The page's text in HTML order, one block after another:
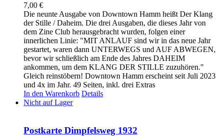
7,00 €
Die neunte Ausgabe von Downtown Hamm heißt Der Klang
der Stille / Daheim. Die drei Ausgaben, die dieses Jahr von
dem Zine Club herausgebracht wurden, folgen einer
innerlichen Linie: "MIT ANLAUF sind wir in das neue Jahr
gestartet, waren dann UNTERWEGS und AUF ABWEGEN,
bevor wir schließlich am Ende des Jahres DAHEIM
ankommen, um dem KLANG DER STILLE zuzuhören."
Gleich reinstöbern! Downtown Hamm erscheint seit Juli 2023
und 4x im Jahr. 49 Seiten, inkl. drei Extras
In den Warenkorb Details
Nicht auf Lager
Postkarte Dimpfelsweg 1932